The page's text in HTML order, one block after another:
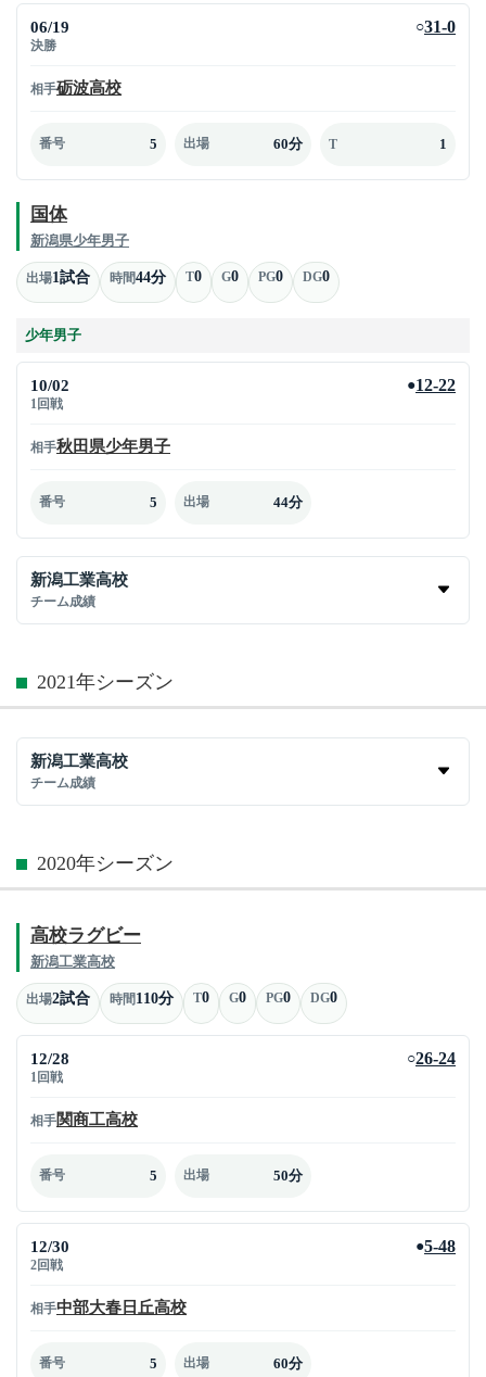
06/19
決勝
○31-0
相手砺波高校
番号 5 出場 60分 T 1
国体
新潟県少年男子
出場1試合 時間44分 T0 G0 PG0 DG0
少年男子
10/02
1回戦
●12-22
相手秋田県少年男子
番号 5 出場 44分
新潟工業高校
チーム成績
2021年シーズン
新潟工業高校
チーム成績
2020年シーズン
高校ラグビー
新潟工業高校
出場2試合 時間110分 T0 G0 PG0 DG0
12/28
1回戦
○26-24
相手関商工高校
番号 5 出場 50分
12/30
2回戦
●5-48
相手中部大春日丘高校
番号 5 出場 60分